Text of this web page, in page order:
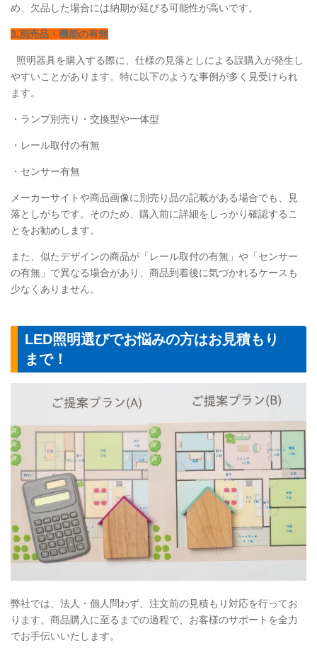
め、欠品した場合には納期が延びる可能性が高いです。
3.別売品・機能の有無
照明器具を購入する際に、仕様の見落としによる誤購入が発生し
やすいことがあります。特に以下のような事例が多く見受けられ
ます。
・ランプ別売り・交換型や一体型
・レール取付の有無
・センサー有無
メーカーサイトや商品画像に別売り品の記載がある場合でも、見
落としがちです。そのため、購入前に詳細をしっかり確認するこ
とをお勧めします。
また、似たデザインの商品が「レール取付の有無」や「センサー
の有無」で異なる場合があり、商品到着後に気づかれるケースも
少なくありません。
LED照明選びでお悩みの方はお見積もり
まで！
弊社では、法人・個人問わず、注文前の見積もり対応を行ってお
ります。商品購入に至るまでの過程で、お客様のサポートを全力
でお手伝いいたします。